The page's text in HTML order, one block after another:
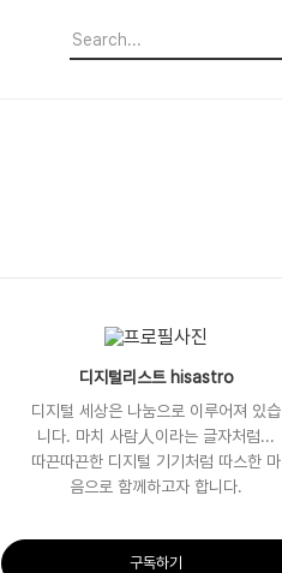
디지털리스트 hisastro
디지털 세상은 나눔으로 이루어져 있습
니다. 마치 사람人이라는 글자처럼...
따끈따끈한 디지털 기기처럼 따스한 마
음으로 함께하고자 합니다.
구독하기